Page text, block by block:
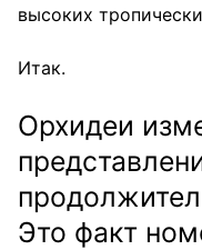
высоких
Итак.
Орхидеи
Это факт